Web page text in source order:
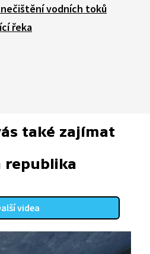
vodních toků
řeka
také zajímat
republika
videa